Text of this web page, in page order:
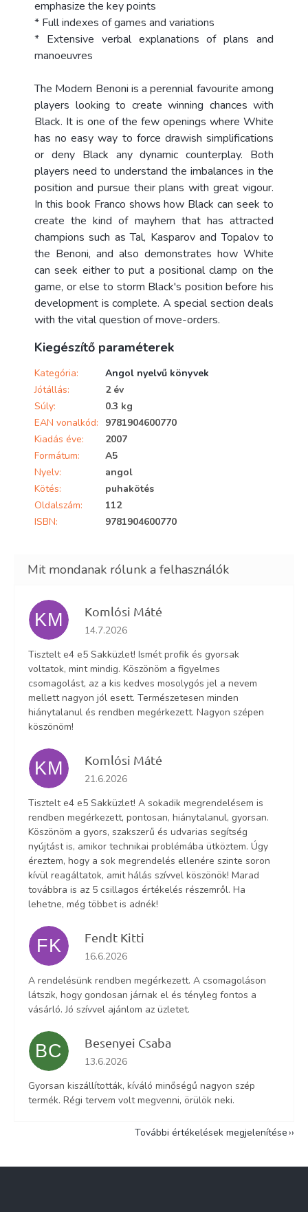
emphasize the key points
* Full indexes of games and variations
* Extensive verbal explanations of plans and
manoeuvres
The Modern Benoni is a perennial favourite among
players looking to create winning chances with
Black. It is one of the few openings where White
has no easy way to force drawish simplifications
or deny Black any dynamic counterplay. Both
players need to understand the imbalances in the
position and pursue their plans with great vigour.
In this book Franco shows how Black can seek to
create the kind of mayhem that has attracted
champions such as Tal, Kasparov and Topalov to
the Benoni, and also demonstrates how White
can seek either to put a positional clamp on the
game, or else to storm Black's position before his
development is complete. A special section deals
with the vital question of move-orders.
Kiegészítő paraméterek
Kategória:
Angol nyelvű könyvek
Jótállás:
2 év
Súly:
0.3 kg
EAN vonalkód:
9781904600770
Kiadás éve:
2007
Formátum:
A5
Nyelv:
angol
Kötés:
puhakötés
Oldalszám:
112
ISBN: 9781904600770
KM Komlósi Máté
Az áruház értékelése 5-ből 5 csillag.
14.7.2026
Tisztelt e4 e5 Sakküzlet! Ismét profik és gyorsak
voltatok, mint mindig. Köszönöm a figyelmes
csomagolást, az a kis kedves mosolygós jel a nevem
mellett nagyon jól esett. Természetesen minden
hiánytalanul és rendben megérkezett. Nagyon szépen
köszönöm!
KM Komlósi Máté
Az áruház értékelése 5-ből 5 csillag.
21.6.2026
Tisztelt e4 e5 Sakküzlet! A sokadik megrendelésem is
rendben megérkezett, pontosan, hiánytalanul, gyorsan.
Köszönöm a gyors, szakszerű és udvarias segítség
nyújtást is, amikor technikai problémába ütköztem. Úgy
éreztem, hogy a sok megrendelés ellenére szinte soron
kívül reagáltatok, amit hálás szívvel köszönök! Marad
továbbra is az 5 csillagos értékelés részemről. Ha
lehetne, még többet is adnék!
FK Fendt Kitti
Az áruház értékelése 5-ből 5 csillag.
16.6.2026
A rendelésünk rendben megérkezett. A csomagoláson
látszik, hogy gondosan járnak el és tényleg fontos a
vásárló. Jó szívvel ajánlom az üzletet.
BC Besenyei Csaba
Az áruház értékelése 5-ből 5 csillag.
13.6.2026
Gyorsan kiszállították, kíváló minőségű nagyon szép
termék. Régi tervem volt megvenni, örülök neki.
További értékelések megjelenítése